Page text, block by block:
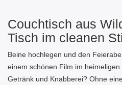
Couchtisch aus
Tisch im cleanen
Beine hochlegen und den
einem schönen Film im
Getränk und Knabberei? Ohne